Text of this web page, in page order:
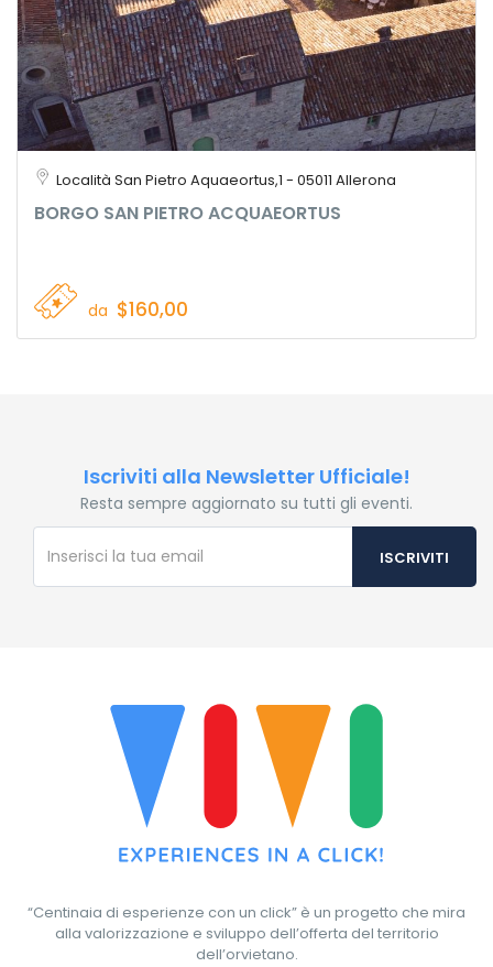
Località San Pietro Aquaeortus,1 - 05011 Allerona
BORGO SAN PIETRO ACQUAEORTUS
da $160,00
Iscriviti alla Newsletter Ufficiale!
Resta sempre aggiornato su tutti gli eventi.
“Centinaia di esperienze con un click” è un progetto che mira
alla valorizzazione e sviluppo dell’offerta del territorio
dell’orvietano.